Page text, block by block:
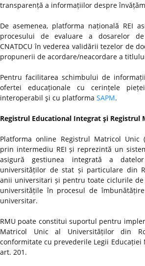
transparență a informațiilor despre
De asemenea, platforma națională REI
procesului de evaluare a dosarelor
CNATDCU în vederea validării tezelor de
propunerii de acordare/neacordare a
Pentru facilitarea schimbului de
ofertei educaționale cu cerințele
interoperabil şi cu platforma SAPM.
Registrul Educational Integrat şi Registrul
Platforma online Registrul Matricol Unic
prin intermediu REI și reprezintă un
asigură gestiunea integrată a
universităților de stat și particulare din
anii universitari și pentru toate ciclurile
universitățile în procesul de
universitar.
RMU poate constitui suportul pentru
Matricol Unic al Universităților din
conformitate cu prevederile Legii Educației
art. 201.